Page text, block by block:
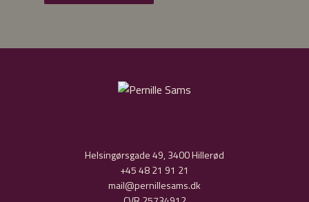
Helsingørsgade 49, 3400 Hillerød
+45 48 21 91 21
mail@pernillesams.dk